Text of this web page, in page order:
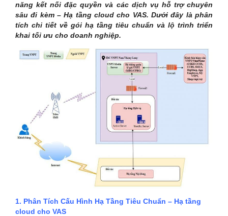
năng kết nối đặc quyền và các dịch vụ hỗ trợ chuyên
sâu đi kèm – Hạ tầng cloud cho VAS. Dưới đây là phân
tích chi tiết về gói hạ tầng tiêu chuẩn và lộ trình triển
khai tối ưu cho doanh nghiệp.
1. Phân Tích Cấu Hình Hạ Tầng Tiêu Chuẩn – Hạ tầng
cloud cho VAS